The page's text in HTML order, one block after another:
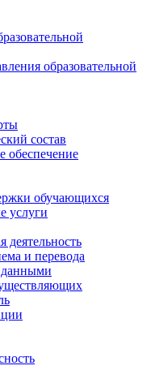
образовательной
состав
обеспечение
обучающихся
услуги
деятельность
и перевода
данными